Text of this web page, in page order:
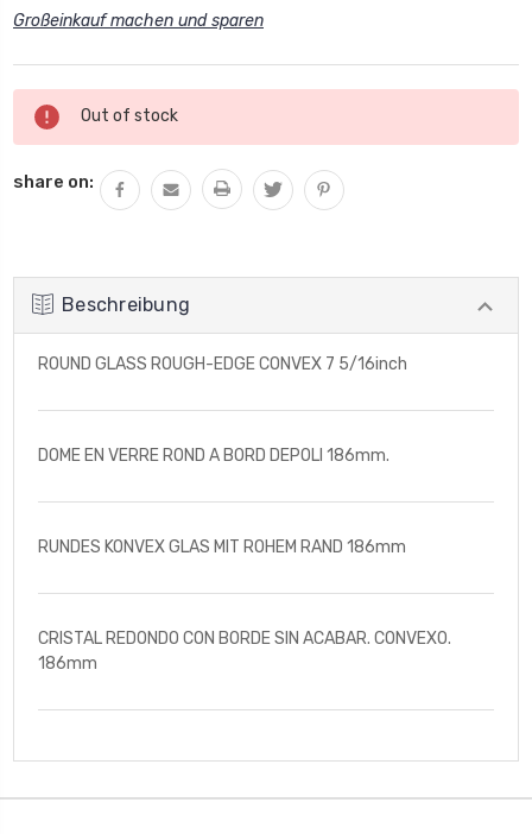
Großeinkauf machen und sparen
Aktueller
Lagerbestand:
Out of stock
share on:
Beschreibung
ROUND GLASS ROUGH-EDGE CONVEX 7 5/16inch
DOME EN VERRE ROND A BORD DEPOLI 186mm.
RUNDES KONVEX GLAS MIT ROHEM RAND 186mm
CRISTAL REDONDO CON BORDE SIN ACABAR. CONVEXO.
186mm